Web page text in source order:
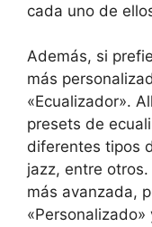
cada uno de
Además, si
más
«Ecualizador».
presets de
diferentes tipos
jazz, entre
más avanzada,